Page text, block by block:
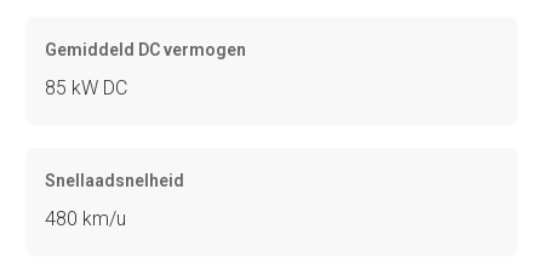
Gemiddeld DC vermogen
85 kW DC
Snellaadsnelheid
480 km/u